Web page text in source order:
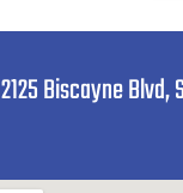
2125 Biscayne Blvd,